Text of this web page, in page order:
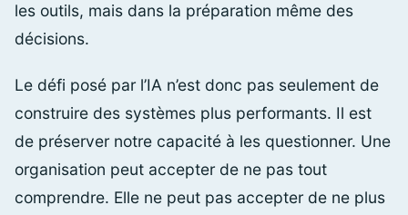
les outils, mais dans la préparation même des
décisions.
Le défi posé par l’IA n’est donc pas seulement de
construire des systèmes plus performants. Il est
de préserver notre capacité à les questionner. Une
organisation peut accepter de ne pas tout
comprendre. Elle ne peut pas accepter de ne plus